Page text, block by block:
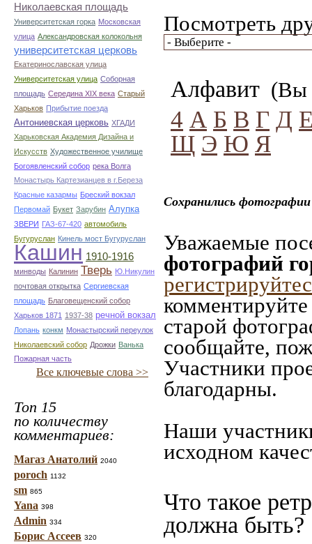
Николаевская площадь
Университетская горка Московская
улица Александровская колокольня
университетская церковь
Екатеринославская улица
Университетская улица Соборная
площадь Середина XIX века Старый
Харьков Прибытие поезда
Антониевская церковь ХГАДИ
Харьковская Академия Дизайна и
Искусств Художественное училище
Богоявленский собор река Волга
Монастырь Картезианцев в г.Береза
Красные казармы Бреский вокзал
Первомай Букет Зарубин Алупка
ЗВЕРИ ГАЗ-67-420 автомобиль
Бугуруслан Кинель мост Бугуруслан
Кашин 1910-1916
минводы Калинин Тверь Ю.Никулин
почтовая открытка Сергиевская
площадь Благовещенский собор
Харьков 1871 1937-38 речной вокзал
Лопань конкм Монастырский переулок
Николаевский собор Дрожки Ванька
Пожарная часть
Все ключевые слова >>
Топ 15
по количеству
комментариев:
Магаз Анатолий 2040
poroch 1132
sm 865
Yana 398
Admin 334
Борис Ассеев 320
Посмотреть
Алфавит (Вы
4 А Б В Г Д
Щ Э Ю Я
Сохранились
Уважаемые
фотографий
старой
сообщайте,
Участники
благодарны.
Наши
исходном
Что такое
должна быть?